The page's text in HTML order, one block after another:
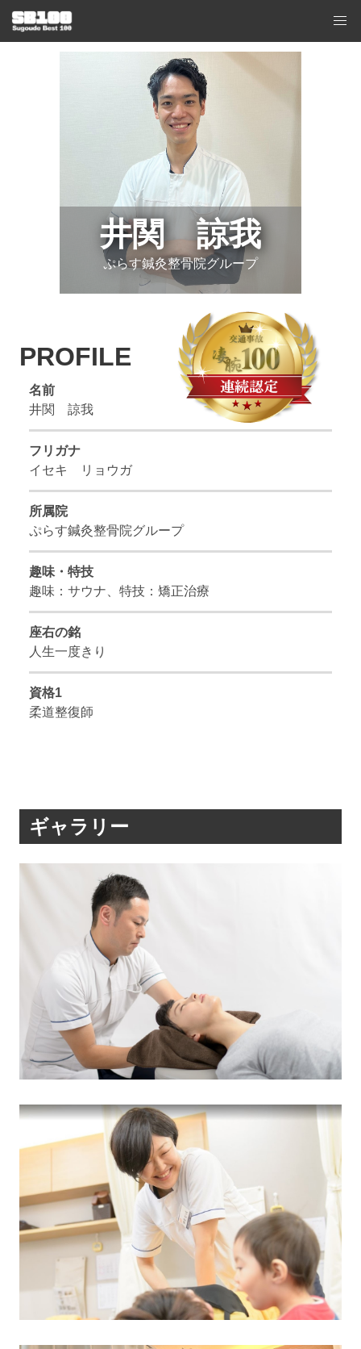
井関 諒我
ぷらす鍼灸整骨院グループ
PROFILE
名前
井関 諒我
フリガナ
イセキ リョウガ
所属院
ぷらす鍼灸整骨院グループ
趣味・特技
趣味：サウナ、特技：矯正治療
座右の銘
人生一度きり
資格1
柔道整復師
ギャラリー